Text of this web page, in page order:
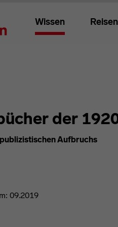
Wissen Reisen
der
Aufbruchs
09.2019